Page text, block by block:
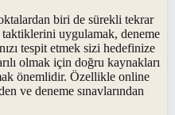
biri de sürekli tekrar
taktiklerini uygulamak, deneme
tespit etmek sizi hedefinize
olmak için doğru kaynakları
önemlidir. Özellikle online
ve deneme sınavlarından